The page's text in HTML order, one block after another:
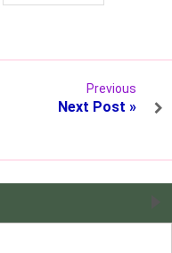
Previous
Next Post »